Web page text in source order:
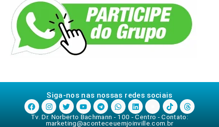
Siga-nos nas nossas redes sociais
Tv. Dr. Norberto Bachmann - 100 - Centro - Contato:
marketing@aconteceuemjoinville.com.br